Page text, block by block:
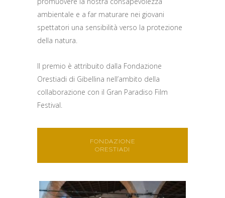
ambientale e a far maturare nei giovani
spettatori una sensibilità verso la protezione
della natura.
Il premio è attribuito dalla Fondazione
Orestiadi di Gibellina nell’ambito della
collaborazione con il Gran Paradiso Film
Festival.
FONDAZIONE
ORESTIADI